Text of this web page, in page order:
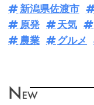
新潟県佐渡市
原発
天気
農業
グルメ